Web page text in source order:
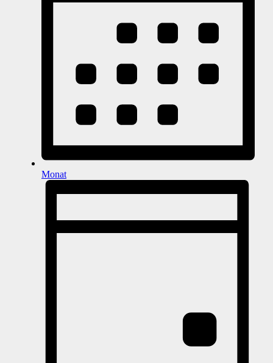
Monat